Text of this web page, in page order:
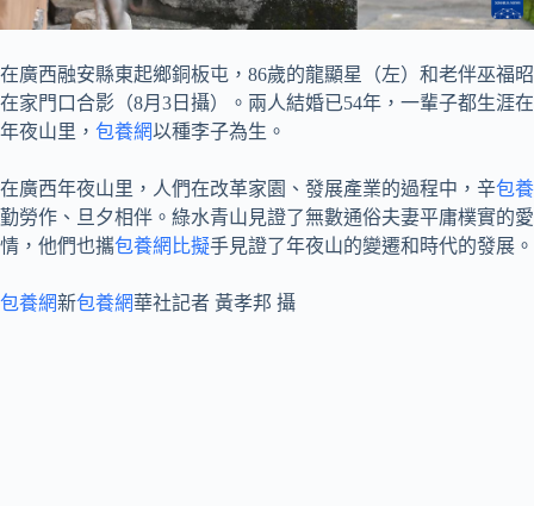
在廣西融安縣東起鄉銅板屯，86歲的龍顯星（左）和老伴巫福昭
在家門口合影（8月3日攝）。兩人結婚已54年，一輩子都生涯在
年夜山里， 包養網以種李子為生。
在廣西年夜山里，人們在改革家園、發展產業的過程中，辛包養
勤勞作、旦夕相伴。綠水青山見證了無數通俗夫妻平庸樸實的愛
情，他們也攜包養網比擬手見證了年夜山的變遷和時代的發展。
包養網新包養網華社記者 黃孝邦 攝